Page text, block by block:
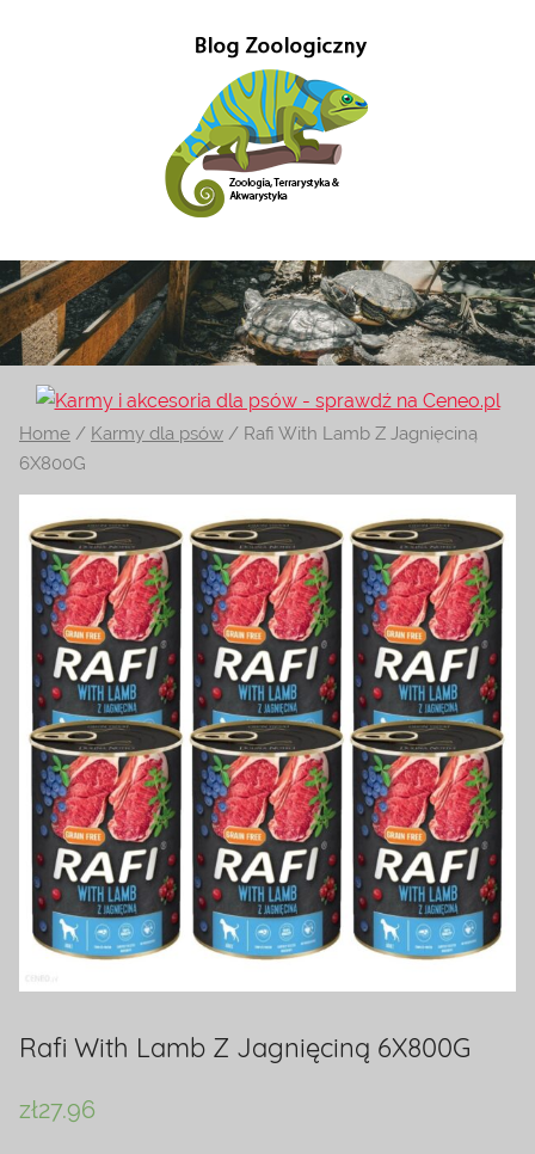
Gady-
Gady
–
Blog
Zoologiczny
w
głównej
mierze
poświęcony
Zoologii.
tutaj
również
informacje
temat
terrarystyki
akwarystyki.
Zapraszamy!
Home / Karmy dla psów / Rafi With Lamb Z Jagnięciną
6X800G
Rafi With Lamb Z Jagnięciną 6X800G
zł27.96